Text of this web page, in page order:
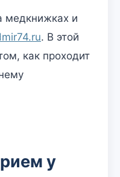
медкнижках и
. В этой
как проходит
у